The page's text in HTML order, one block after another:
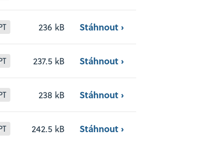
236 kB Stáhnout ›
237.5 kB Stáhnout ›
238 kB Stáhnout ›
242.5 kB Stáhnout ›